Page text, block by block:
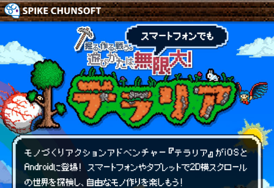
掘
作
る、
戦
遊
び
方
は、
ス
マ
ー
ト
フ
ォ
ン